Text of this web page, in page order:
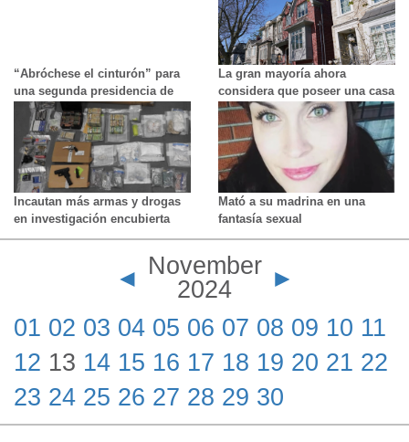
dice a Canadá un ex embajador de
“Abróchese el cinturón” para
una segunda presidencia de
Trump, le dice a Canadá un ex
embajador de Estados Unidos
La gran mayoría ahora
considera que poseer una casa
es un lujo imposible
Incautan más armas y drogas
en investigación encubierta
Mató a su madrina en una
fantasía sexual
◄ November
2024
►
01 02 03 04 05 06 07 08 09 10 11
12 13 14 15 16 17 18 19 20 21 22
23 24 25 26 27 28 29 30